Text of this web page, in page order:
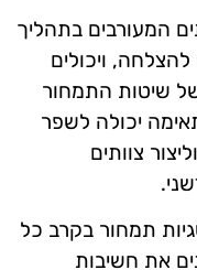
המעורבים בתהליך
ויכולים
שיטות התמחור
יכולה לשפר
צוותים
תמחור בקרב כל
את חשיבות